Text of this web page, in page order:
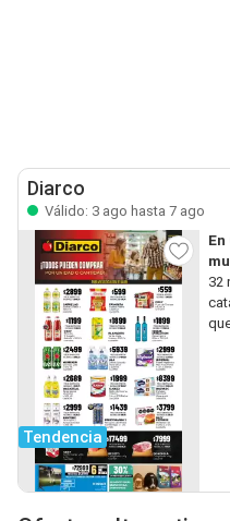
Diarco
Válido: 3 ago hasta 7 ago
Tendencia
32